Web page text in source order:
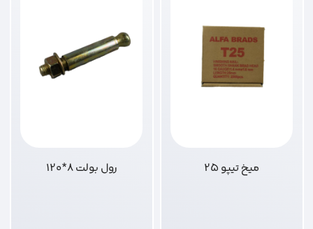
میخ تیپو 25 رول بولت 8*120